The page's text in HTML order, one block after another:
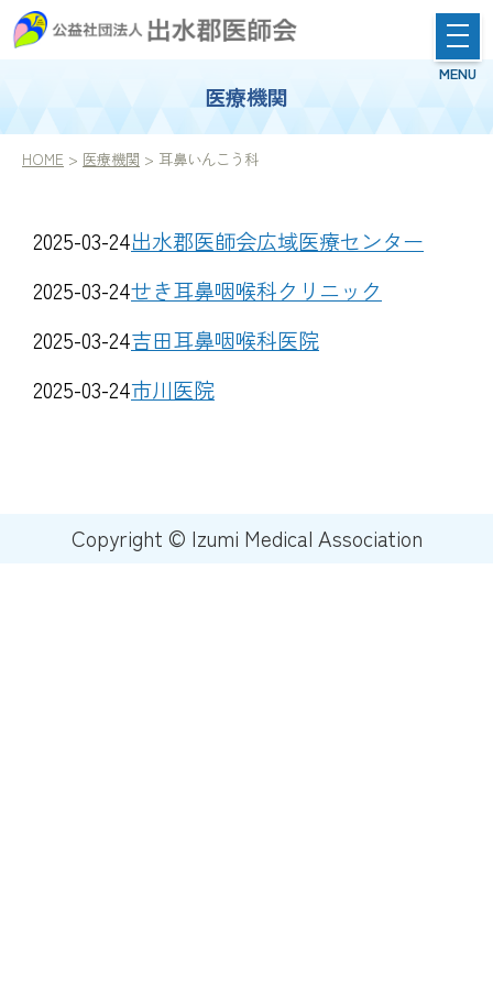
医療機関
HOME > 医療機関 > 耳鼻いんこう科
2025-03-24出水郡医師会広域医療センター
2025-03-24せき耳鼻咽喉科クリニック
2025-03-24吉田耳鼻咽喉科医院
2025-03-24市川医院
Copyright © Izumi Medical Association